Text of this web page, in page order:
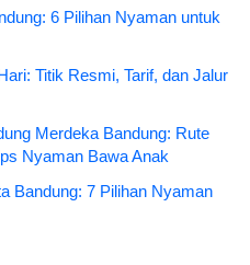
6 Pilihan Nyaman untuk
Titik Resmi, Tarif, dan Jalur
Merdeka Bandung: Rute
Nyaman Bawa Anak
Bandung: 7 Pilihan Nyaman